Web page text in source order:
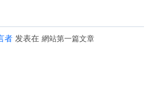
者 发表在 網站第一篇文章